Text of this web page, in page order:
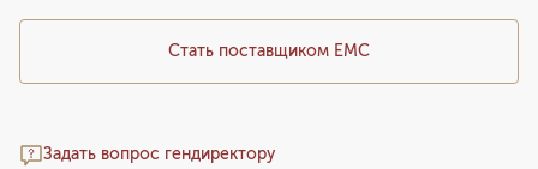
Стать поставщиком ЕМС
Задать вопрос гендиректору